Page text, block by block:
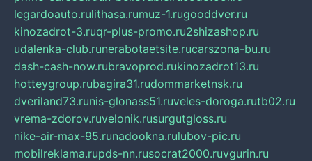
legardoauto.rulithasa.rumuz-1.rugooddver.ru
kinozadrot-3.ruqr-plus-promo.ru2shizashop.ru
udalenka-club.runerabotaetsite.rucarszona-bu.ru
dash-cash-now.rubravoprod.rukinozadrot13.ru
hotteygroup.rubagira31.rudommarketnsk.ru
dveriland73.runis-glonass51.ruveles-doroga.rutb02.ru
vrema-zdorov.ruvelonik.rusurgutgloss.ru
nike-air-max-95.runadookna.rulubov-pic.ru
mobilreklama.rupds-nn.rusocrat2000.ruvgurin.ru